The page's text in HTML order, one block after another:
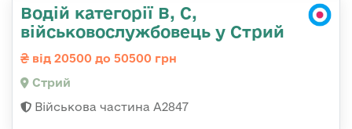
Водій категорії B, C,
військовослужбовець у Стрий
від 20500 до 50500 грн
Стрий
Військова частина А2847